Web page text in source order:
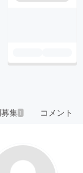
集 1 コメント